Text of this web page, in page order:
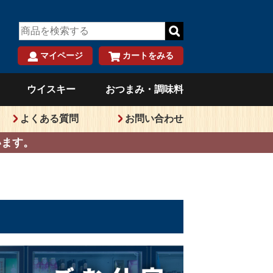
カートをみる
マイページ
ウイスキー おつまみ・調味料
よくある質問 お問い合わせ
す。